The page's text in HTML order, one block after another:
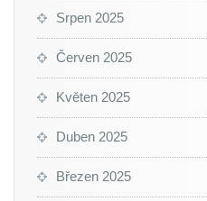
Srpen 2025
Červen 2025
Květen 2025
Duben 2025
Březen 2025